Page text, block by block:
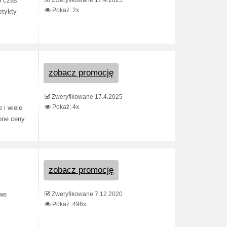
Pokaż: 2x
i wiele
ceny.
zobacz promocję
Zweryfikowane 17.4.2025
Pokaż: 4x
zobacz promocję
Zweryfikowane 7.12.2020
Pokaż: 496x